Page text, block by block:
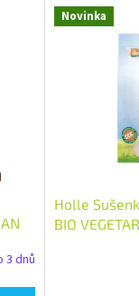
3 dnů
Novinka
Holle
BIO